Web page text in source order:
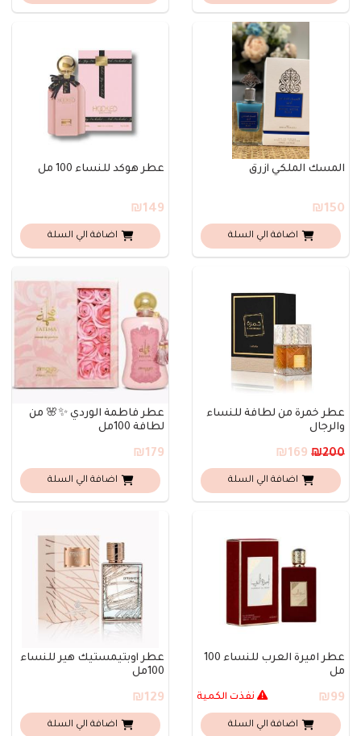
المسك الملكي أزرق
₪150
اضافة الي السلة
عطر هوكد للنساء 100 مل
₪149
اضافة الي السلة
عطر خمرة من لطافة للنساء
والرجال
₪200
اضافة الي السلة
عطر فاطمة الوردي ✨🌸 من
لطافة 100مل
₪179
اضافة الي السلة
عطر اميرة العرب للنساء 100
مل
₪99 نفذت الكمية
اضافة الي السلة
عطر أوبتيمستيك هير للنساء
100مل
₪129
اضافة الي السلة